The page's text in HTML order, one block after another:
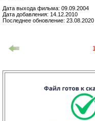
Дата выхода фильма: 09.09.2004
Дата добавления: 14.12.2010
Последнее обновление: 23.08.2020
1